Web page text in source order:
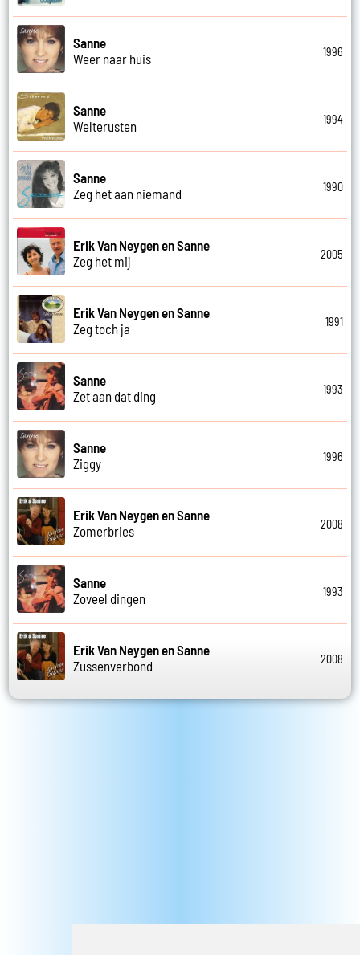
Sanne
Weer naar huis
1996
Sanne
Welterusten
1994
Sanne
Zeg het aan niemand
1990
Erik Van Neygen en Sanne
Zeg het mij
2005
Erik Van Neygen en Sanne
Zeg toch ja
1991
Sanne
Zet aan dat ding
1993
Sanne
Ziggy
1996
Erik Van Neygen en Sanne
Zomerbries
2008
Sanne
Zoveel dingen
1993
Erik Van Neygen en Sanne
Zussenverbond
2008